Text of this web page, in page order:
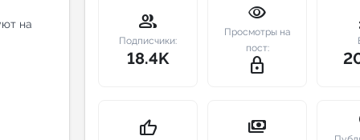
Telegram
New
на
group
Подписчики:
18.4K
visibility
Просмотры на
пост:
lock_outline
thumb_up payments